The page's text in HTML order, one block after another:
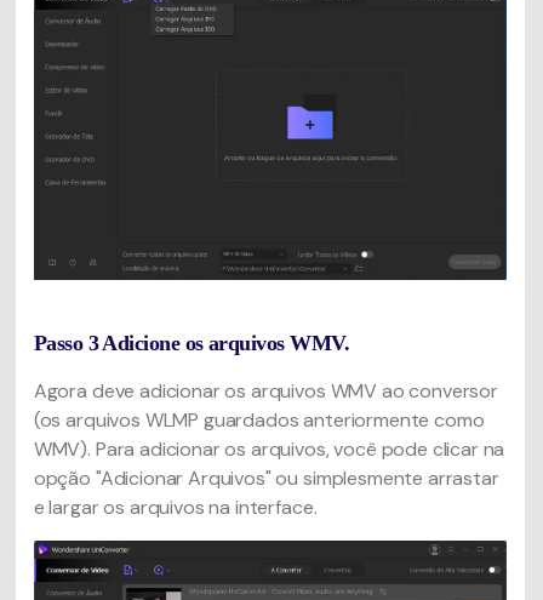
Passo 3Adicione os arquivos WMV.
Agora deve adicionar os arquivos WMV ao conversor
(os arquivos WLMP guardados anteriormente como
WMV). Para adicionar os arquivos, você pode clicar na
opção "Adicionar Arquivos" ou simplesmente arrastar
e largar os arquivos na interface.